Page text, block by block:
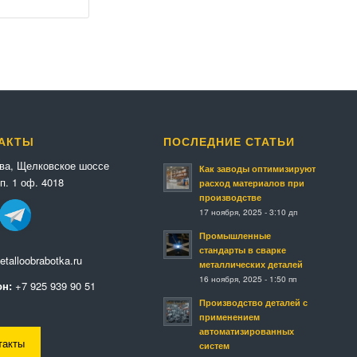
Щелковское шоссе
1 оф. 4018
+7 925 939 90 51
ПОСЛЕДНИЕ СТАТЬИ
Как заводы оптимизируют
расход материалов при
производстве
17 ноября, 2025 - 3:10 дп
Промышленные
стандарты в сварке
металлических деталей
16 ноября, 2025 - 1:50 пп
Производство деталей с
применением
автоматизированных
систем